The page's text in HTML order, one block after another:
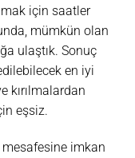
için saatler
mümkün olan
ulaştık. Sonuç
en iyi
kırılmalardan
eşsiz.
mesafesine imkan